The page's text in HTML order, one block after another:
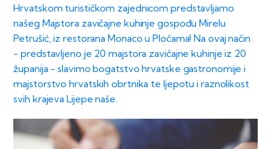
Hrvatskom turističkom zajednicom predstavljamo
našeg Majstora zavičajne kuhinje gospođu Mirelu
Petrušić, iz restorana Monaco u Pločama! Na ovaj način
- predstavljeno je 20 majstora zavičajne kuhinje iz 20
županija - slavimo bogatstvo hrvatske gastronomije i
majstorstvo hrvatskih obrtnika te ljepotu i raznolikost
svih krajeva Lijepe naše.